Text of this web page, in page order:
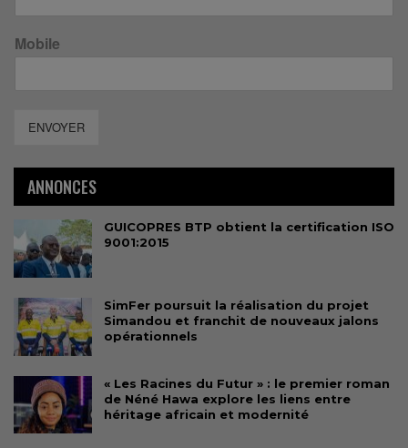
Mobile
ENVOYER
ANNONCES
GUICOPRES BTP obtient la certification ISO
9001:2015
SimFer poursuit la réalisation du projet
Simandou et franchit de nouveaux jalons
opérationnels
« Les Racines du Futur » : le premier roman
de Néné Hawa explore les liens entre
héritage africain et modernité